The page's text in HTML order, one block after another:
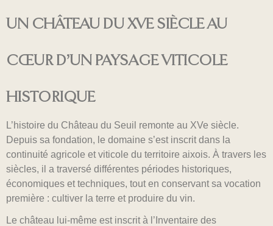
UN CHÂTEAU DU XVE SIÈCLE AU
CŒUR D’UN PAYSAGE VITICOLE
HISTORIQUE
L’histoire du Château du Seuil remonte au XVe siècle.
Depuis sa fondation, le domaine s’est inscrit dans la
continuité agricole et viticole du territoire aixois. À travers les
siècles, il a traversé différentes périodes historiques,
économiques et techniques, tout en conservant sa vocation
première : cultiver la terre et produire du vin.
Le château lui-même est inscrit à l’Inventaire des